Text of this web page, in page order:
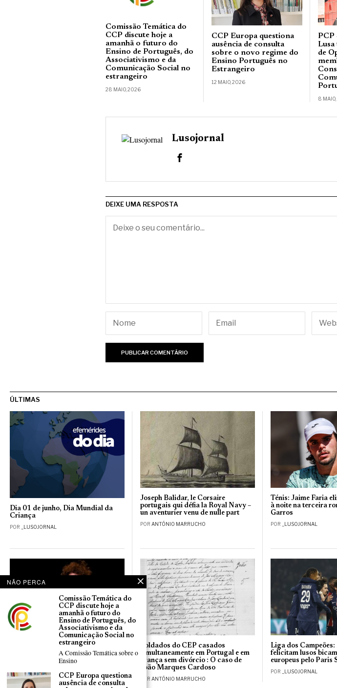
Comissão Temática do
CCP discute hoje a
amanhã o futuro do
Ensino de Português, do
Associativismo e da
Comunicação Social no
estrangeiro
28 MAIO, 2026
CCP Europa questiona
ausência de consulta
sobre o novo regime do
Ensino Português no
Estrangeiro
12 MAIO, 2026
PCP
Lusa
de
8
Lusojornal
DEIXE UMA RESPOSTA
ÚLTIMAS
Dia 01 de junho, Dia Mundial da
Criança
POR _LUSOJORNAL
Joseph Balidar, le Corsaire
portugais qui défia la Royal Navy –
un aventurier venu de nulle part
PORANTÓNIO MARRUCHO
Ténis: Jaime Faria
à noite na terceira
Garros
POR _LUSOJORNAL
Théâtre : 150 représentations pour
«La Fleur au fusil» de Lionel Cecilio
– un cap symbolique à Paris
POR ANTÓNIO MARRUCHO
Soldados do CEP casados
simultaneamente em Portugal e em
França sem divórcio : O caso de
João Marques Cardoso
PORANTÓNIO MARRUCHO
Liga dos Campeões:
felicitam lusos
europeus pelo Paris
POR _LUSOJORNAL
NÃO PERCA
Comissão Temática do
CCP discute hoje a
amanhã o futuro do
Ensino de Português, do
Associativismo e da
Comunicação Social no
estrangeiro
A Comissão Temática sobre o
Ensino
CCP Europa questiona
ausência de consulta